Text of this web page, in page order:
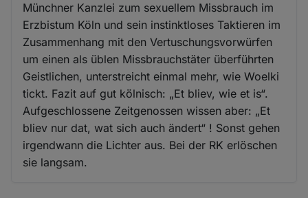
Münchner Kanzlei zum sexuellem Missbrauch im
Erzbistum Köln und sein instinktloses Taktieren im
Zusammenhang mit den Vertuschungsvorwürfen
um einen als üblen Missbrauchstäter überführten
Geistlichen, unterstreicht einmal mehr, wie Woelki
tickt. Fazit auf gut kölnisch: „Et bliev, wie et is“.
Aufgeschlossene Zeitgenossen wissen aber: „Et
bliev nur dat, wat sich auch ändert“ ! Sonst gehen
irgendwann die Lichter aus. Bei der RK erlöschen
sie langsam.